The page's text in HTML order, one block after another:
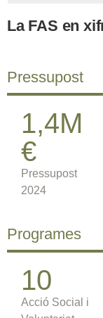
La FAS en
Pressupost
1,4M
€
Pressupost
2024
Programes
10
Acció Social i